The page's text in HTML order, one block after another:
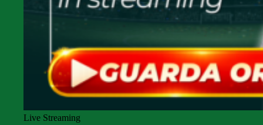
Live Streaming